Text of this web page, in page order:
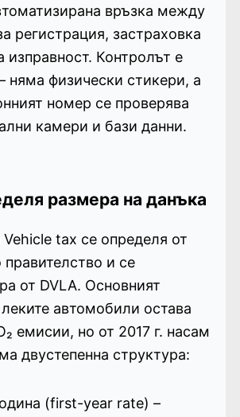
връзка между
регистрация, застраховка
изправност. Контролът е
няма физически стикери, а
номер се проверява
камери и бази данни.
размера на данъка
tax се определя от
правителство и се
от DVLA. Основният
автомобили остава
емисии, но от 2017 г. насам
двустепенна структура:
(first-year rate) –